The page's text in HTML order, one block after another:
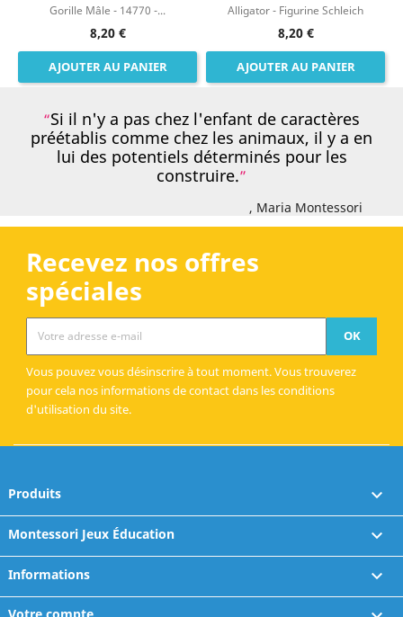
Gorille Mâle - 14770 -...
8,20 €
AJOUTER AU PANIER
Alligator - Figurine Schleich
8,20 €
AJOUTER AU PANIER
Si il n'y a pas chez l'enfant de caractères
préétablis comme chez les animaux, il y a en
lui des potentiels déterminés pour les
construire.
, Maria Montessori
Recevez nos offres
spéciales
Vous pouvez vous désinscrire à tout moment. Vous trouverez
pour cela nos informations de contact dans les conditions
d'utilisation du site.
Produits 
Montessori Jeux Éducation 
Informations 